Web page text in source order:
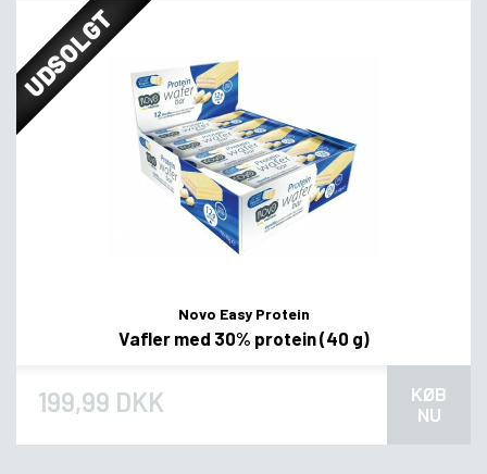
UDSOLGT
Novo Easy Protein
Vafler med 30% protein (40 g)
199,99 DKK
KØB
NU